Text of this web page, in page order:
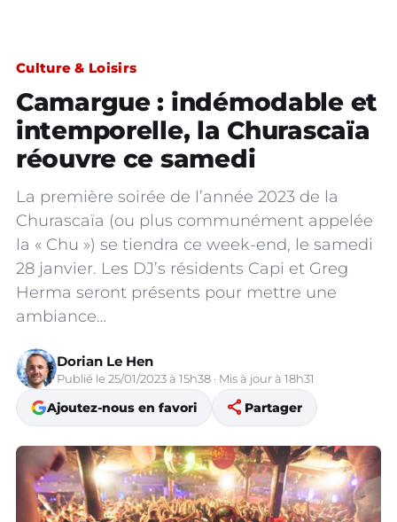
Culture & Loisirs
Camargue : indémodable et
intemporelle, la Churascaïa
réouvre ce samedi
La première soirée de l’année 2023 de la
Churascaïa (ou plus communément appelée
la « Chu ») se tiendra ce week-end, le samedi
28 janvier. Les DJ’s résidents Capi et Greg
Herma seront présents pour mettre une
ambiance…
Dorian Le Hen
Publié le 25/01/2023 à 15h38 · Mis à jour à 18h31
Ajoutez-nous en favori share Partager